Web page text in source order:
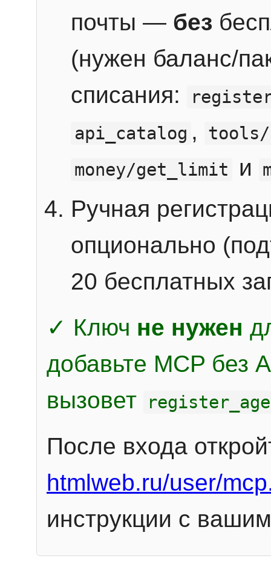
почты — без
(нужен баланс/
списания:
api_catalog ,
money/get_limit
и
Ручная
опционально
20 бесплатных
✓ Ключ не нужен
добавьте MCP без
вызовет
После входа
htmlweb.ru/user/
инструкции с